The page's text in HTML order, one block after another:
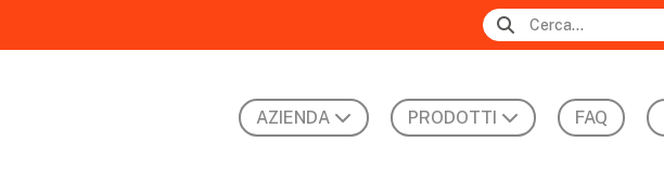
AZIENDA PRODOTTI FAQ